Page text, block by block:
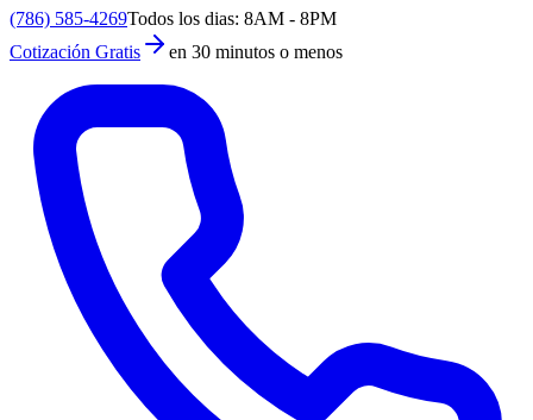
(786) 585-4269Todos los dias: 8AM - 8PM
Cotización Gratis
en 30 minutos o menos